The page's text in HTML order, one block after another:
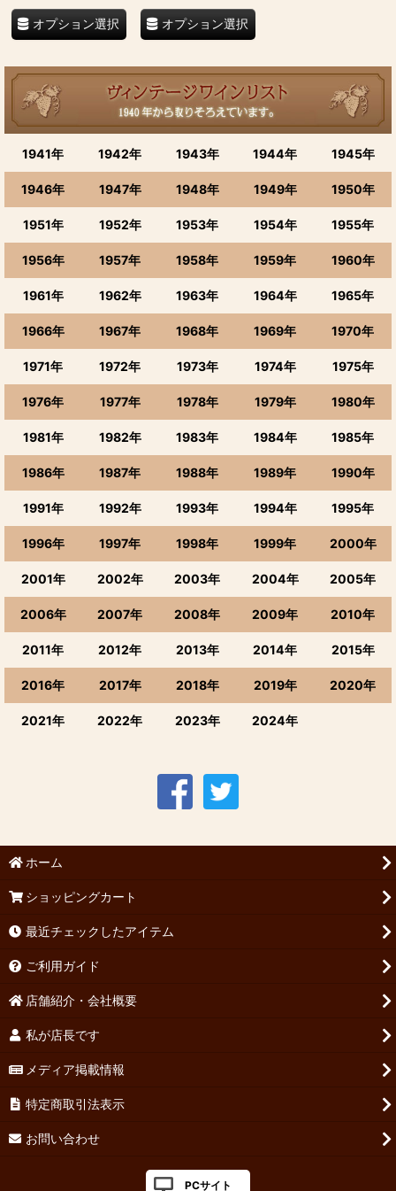
オプション選択 オプション選択
1941年 1942年 1943年 1944年 1945年
1946年 1947年 1948年 1949年 1950年
1951年 1952年 1953年 1954年 1955年
1956年 1957年 1958年 1959年 1960年
1961年 1962年 1963年 1964年 1965年
1966年 1967年 1968年 1969年 1970年
1971年 1972年 1973年 1974年 1975年
1976年 1977年 1978年 1979年 1980年
1981年 1982年 1983年 1984年 1985年
1986年 1987年 1988年 1989年 1990年
1991年 1992年 1993年 1994年 1995年
1996年 1997年 1998年 1999年 2000年
2001年 2002年 2003年 2004年 2005年
2006年 2007年 2008年 2009年 2010年
2011年 2012年 2013年 2014年 2015年
2016年 2017年 2018年 2019年 2020年
2021年 2022年 2023年 2024年
ホーム
ショッピングカート
最近チェックしたアイテム
ご利用ガイド
店舗紹介・会社概要
私が店長です
メディア掲載情報
特定商取引法表示
お問い合わせ
PCサイト